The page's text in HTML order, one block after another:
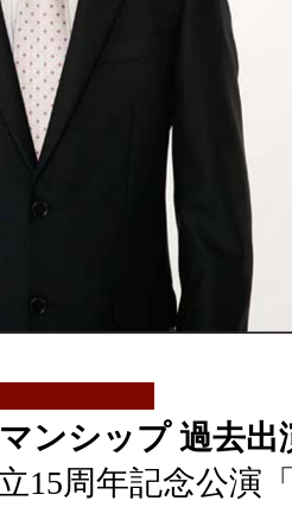
マンシップ 過去出
周年記念公演